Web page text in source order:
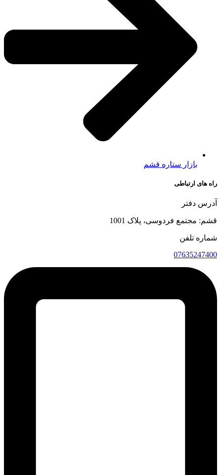
بازار ستاره قشم
راه های ارتباطی
آدرس دفتر
قشم: مجتمع فردوسی، پلاک 1001
شماره تلفن
07635247400